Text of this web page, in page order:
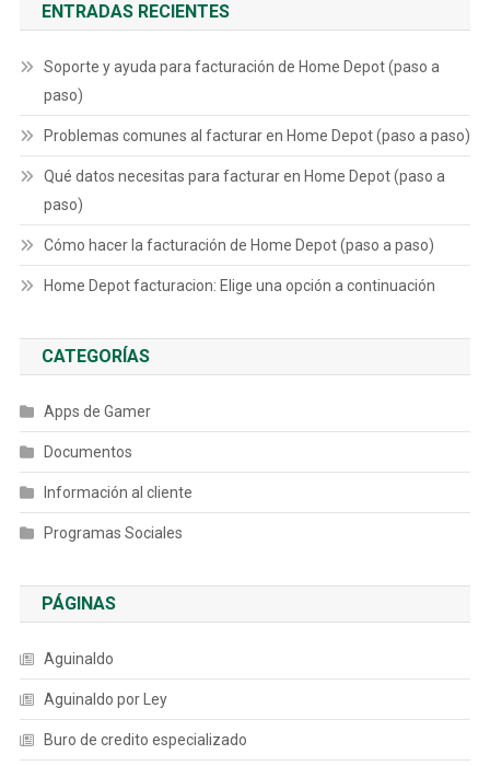
ENTRADAS RECIENTES
Soporte y ayuda para facturación de Home Depot (paso a
paso)
Problemas comunes al facturar en Home Depot (paso a paso)
Qué datos necesitas para facturar en Home Depot (paso a
paso)
Cómo hacer la facturación de Home Depot (paso a paso)
Home Depot facturacion: Elige una opción a continuación
CATEGORÍAS
Apps de Gamer
Documentos
Información al cliente
Programas Sociales
PÁGINAS
Aguinaldo
Aguinaldo por Ley
Buro de credito especializado